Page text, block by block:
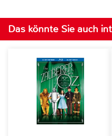
Das könnte Sie auch